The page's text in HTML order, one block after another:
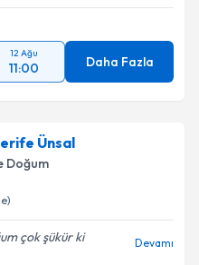
12 Ağu
11:00 Daha Fazla
Ünsal
Doğum
çok şükür ki
Devamı